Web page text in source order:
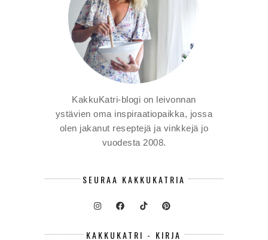
KakkuKatri-blogi on leivonnan
ystävien oma inspiraatiopaikka, jossa
olen jakanut reseptejä ja vinkkejä jo
vuodesta 2008.
SEURAA KAKKUKATRIA
KAKKUKATRI - KIRJA